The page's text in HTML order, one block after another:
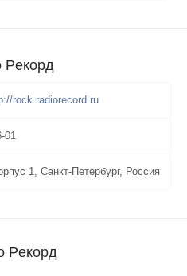
Рекорд
rock.radiorecord.ru
01
1, Санкт-Петербург, Россия
Рекорд